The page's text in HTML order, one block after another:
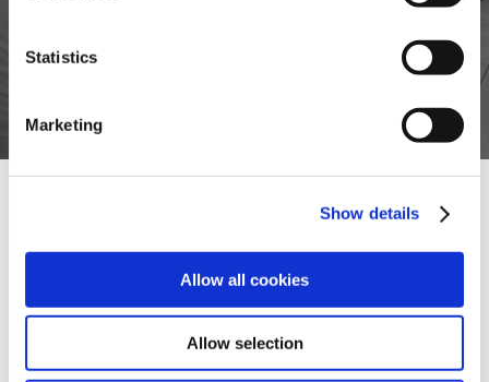
Statistics
Marketing
Show details
Allow all cookies
Allow selection
NOTICIAS Y EVENTOS
Todo sobre COROB. Al
día.